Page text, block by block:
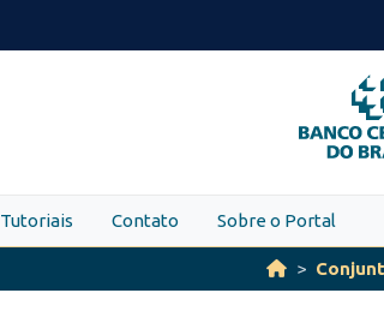
O
Tutoriais Contato Sobre o Portal